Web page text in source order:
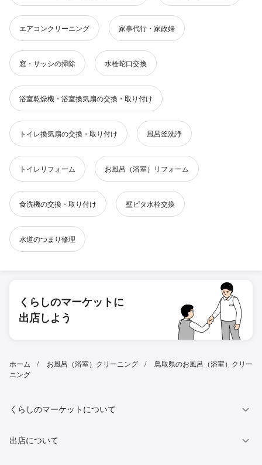
エアコンクリーニング 家事代行・家政婦
窓・サッシの掃除 水栓蛇口交換
浴室乾燥機・浴室換気扇の交換・取り付け
トイレ換気扇の交換・取り付け 風呂釜洗浄
トイレリフォーム お風呂（浴室）リフォーム
食洗機の交換・取り付け 壁ピタ水栓交換
水道のつまり修理
くらしのマーケットに
出店しよう
ホーム お風呂（浴室）クリーニング
鳥取県のお風呂（浴室）クリー
ニング
くらしのマーケットについて
出店について